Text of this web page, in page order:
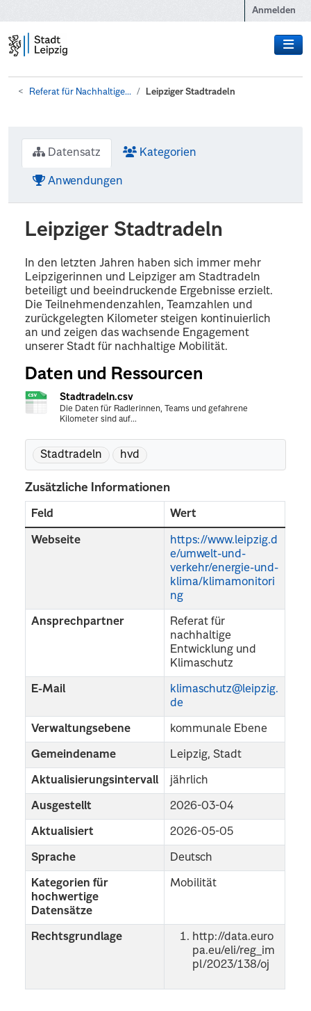
Anmelden
Referat für Nachhaltige... Leipziger Stadtradeln
Datensatz Kategorien
Anwendungen
Leipziger Stadtradeln
In den letzten Jahren haben sich immer mehr
Leipzigerinnen und Leipziger am Stadtradeln
beteiligt und beeindruckende Ergebnisse erzielt.
Die Teilnehmendenzahlen, Teamzahlen und
zurückgelegten Kilometer steigen kontinuierlich
an und zeigen das wachsende Engagement
unserer Stadt für nachhaltige Mobilität.
Daten und Ressourcen
Stadtradeln.csv
Die Daten für Radlerinnen, Teams und gefahrene
Kilometer sind auf...
Stadtradeln hvd
Zusätzliche Informationen
Feld Wert
Webseite
https://www.leipzig.d
e/umwelt-und-
verkehr/energie-und-
klima/klimamonitori
ng
Ansprechpartner
Referat für
nachhaltige
Entwicklung und
Klimaschutz
E-Mail
klimaschutz@leipzig.
de
Verwaltungsebene kommunale Ebene
Gemeindename Leipzig, Stadt
Aktualisierungsintervall jährlich
Ausgestellt 2026-03-04
Aktualisiert 2026-05-05
Sprache Deutsch
Kategorien für
hochwertige
Datensätze
Mobilität
Rechtsgrundlage
http://data.euro
pa.eu/eli/reg_im
pl/2023/138/oj